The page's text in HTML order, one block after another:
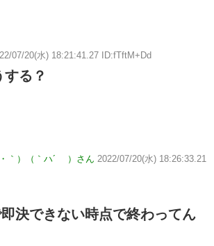
07/20(水) 18:21:41.27 ID:fTftM+Dd
る？
｀）（｀ハ´ ）さん 2022/07/20(水) 18:26:33.21
決できない時点で終わってん